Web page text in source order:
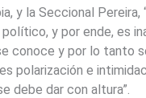
y la Seccional
y por ende, es
conoce y por lo tanto
polarización e
debe dar con altura”.